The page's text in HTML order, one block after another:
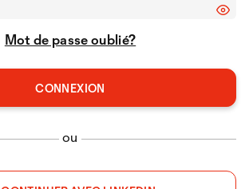
Mot de passe oublié?
ou